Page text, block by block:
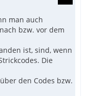
man auch
bzw. vor dem
ist, sind, wenn
Die
den Codes bzw.